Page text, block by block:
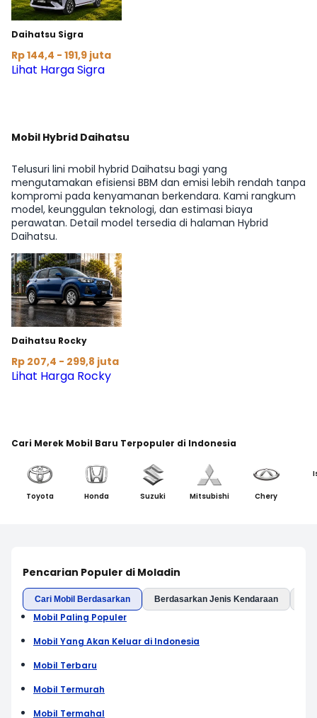
Daihatsu Sigra
Rp 144,4 - 191,9 juta
Lihat Harga Sigra
Mobil Hybrid Daihatsu
Telusuri lini mobil hybrid Daihatsu bagi yang
mengutamakan efisiensi BBM dan emisi lebih rendah tanpa
kompromi pada kenyamanan berkendara. Kami rangkum
model, keunggulan teknologi, dan estimasi biaya
perawatan. Detail model tersedia di halaman Hybrid
Daihatsu.
Daihatsu Rocky
Rp 207,4 - 299,8 juta
Lihat Harga Rocky
Cari Merek Mobil Baru Terpopuler di Indonesia
Toyota Honda Suzuki Mitsubishi Chery
Pencarian Populer di Moladin
Cari Mobil Berdasarkan Berdasarkan Jenis Kendaraan
Mobil Paling Populer
Mobil Yang Akan Keluar di Indonesia
Mobil Terbaru
Mobil Termurah
Mobil Termahal